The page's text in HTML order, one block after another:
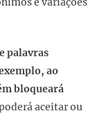
palavras
ao
bloqueará
aceitar ou